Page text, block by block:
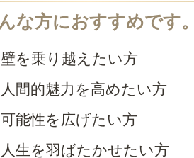
壁を乗り越えたい方
人間的魅力を高めたい方
可能性を広げたい方
人生を羽ばたかせたい方